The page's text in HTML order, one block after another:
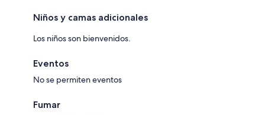
Niños y camas adicionales
Los niños son bienvenidos.
Eventos
No se permiten eventos
Fumar